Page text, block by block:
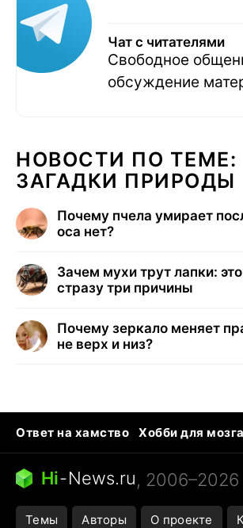
Чат с читателями
Свободное
обсуждение
НОВОСТИ ПО ТЕМЕ:
ЗАГАДКИ ПРИРОДЫ
Почему пчела умирает
оса нет?
Зачем мухи трут лапки:
стразу три причины
Почему зеркало меняет
не верх и низ?
Ответ на хамство
Хобби для мозга
Бензин 100 vs 95
Тунцы в
Следующая пандемия
Hi-News.ru, 2006–2026
Темы Авторы О проекте